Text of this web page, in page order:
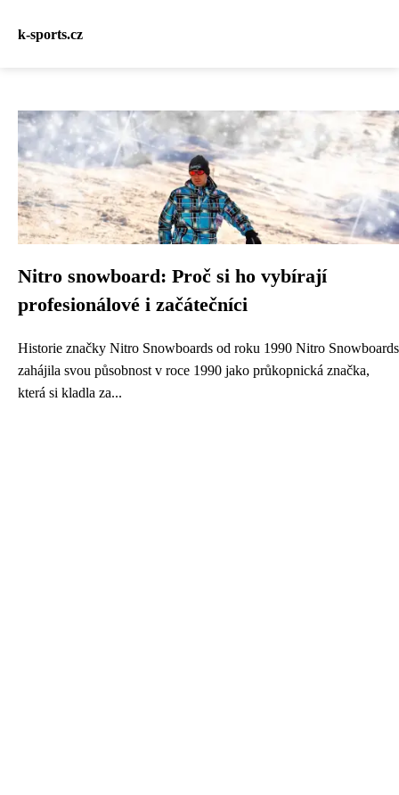
k-sports.cz
Nitro snowboard: Proč si ho vybírají
profesionálové i začátečníci
Historie značky Nitro Snowboards od roku 1990 Nitro Snowboards
zahájila svou působnost v roce 1990 jako průkopnická značka,
která si kladla za...